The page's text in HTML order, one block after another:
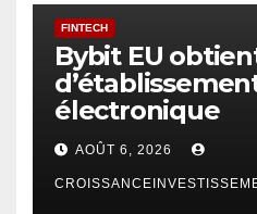
FINTECH
Bybit EU
électronique
AOÛT 6, 2026